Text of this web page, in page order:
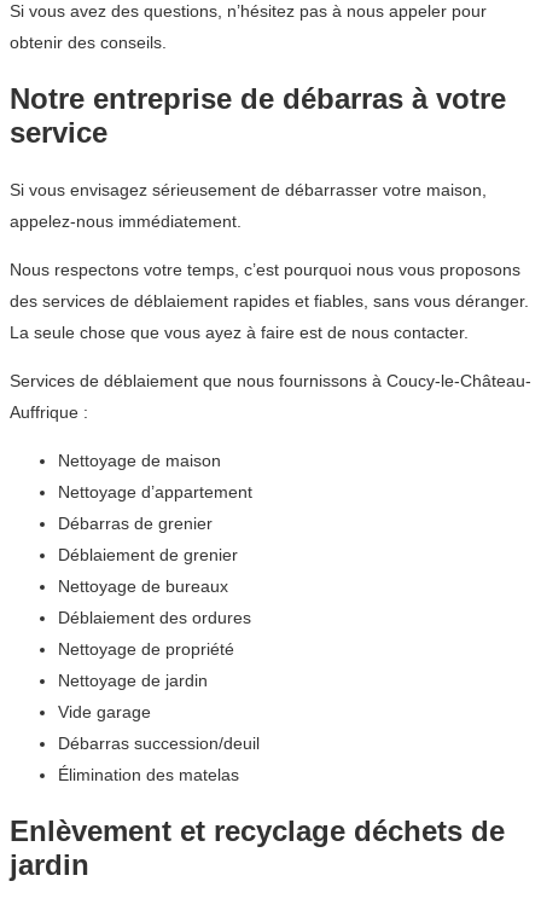
Si vous avez des questions, n’hésitez pas à nous appeler pour
obtenir des conseils.
Notre entreprise de débarras à votre
service
Si vous envisagez sérieusement de débarrasser votre maison,
appelez-nous immédiatement.
Nous respectons votre temps, c’est pourquoi nous vous proposons
des services de déblaiement rapides et fiables, sans vous déranger.
La seule chose que vous ayez à faire est de nous contacter.
Services de déblaiement que nous fournissons à Coucy-le-Château-
Auffrique :
Nettoyage de maison
Nettoyage d’appartement
Débarras de grenier
Déblaiement de grenier
Nettoyage de bureaux
Déblaiement des ordures
Nettoyage de propriété
Nettoyage de jardin
Vide garage
Débarras succession/deuil
Élimination des matelas
Enlèvement et recyclage déchets de
jardin